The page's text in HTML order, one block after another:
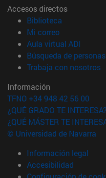
Accesos directos
Biblioteca
Mi correo(abre en
Aula virtual ADI
Búsqueda de personas
Trabaja con nosotros
Información
TFNO +34 948 42 56 00
¿QUÉ GRADO TE INTERESA?
¿QUÉ MÁSTER TE
© Universidad de Navarra
Información legal
Accesibilidad